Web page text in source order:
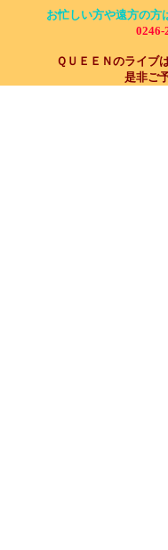
お忙しい方や遠方の方
0246-
ＱＵＥＥＮのライブ
是非ご